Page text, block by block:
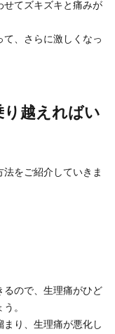
せてズキズキと痛みが
、さらに激しくなっ
越えればい
をご紹介していきま
るので、生理痛がひど
。
り、生理痛が悪化し